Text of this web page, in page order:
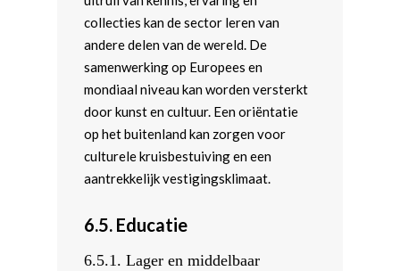
collecties kan de sector leren van
andere delen van de wereld. De
samenwerking op Europees en
mondiaal niveau kan worden versterkt
door kunst en cultuur. Een oriëntatie
op het buitenland kan zorgen voor
culturele kruisbestuiving en een
aantrekkelijk vestigingsklimaat.
6.5. Educatie
6.5.1.Lager en middelbaar